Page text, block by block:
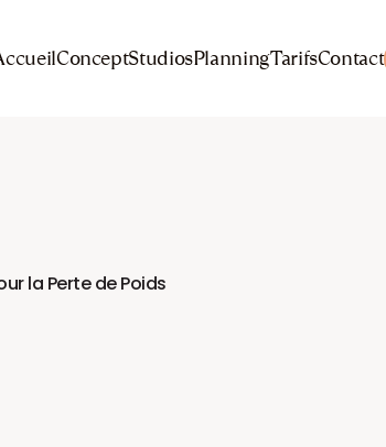
ConceptStudiosPlanningTarifsContact
la Perte de Poids